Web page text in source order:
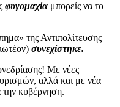
φυγομαχία μπορείς να το
της Αντιπολίτευσης
συνεχίστηκε.
Με νέες
αλλά και με νέα
την κυβέρνηση.